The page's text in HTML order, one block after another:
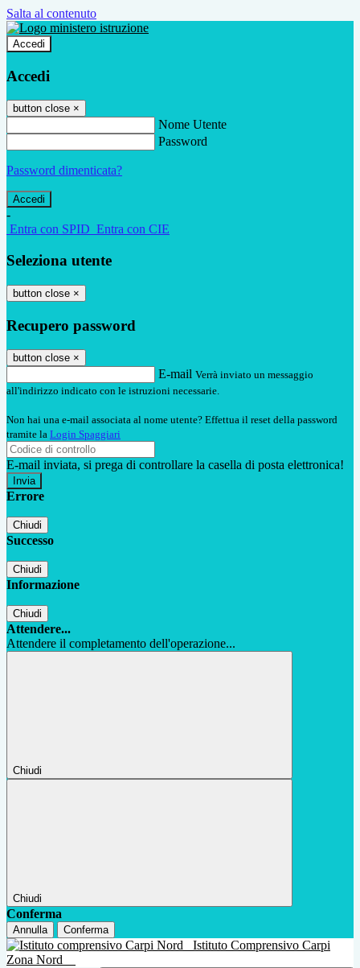
Salta al contenuto
Accedi
Accedi
button close ×
Nome Utente
Password
Password dimenticata?
-
Entra con SPID Entra con CIE
Seleziona utente
button close ×
Recupero password
button close ×
E-mail Verrà inviato un messaggio
all'indirizzo indicato con le istruzioni necessarie.
Non hai una e-mail associata al nome utente? Effettua il reset della password
tramite la Login Spaggiari
E-mail inviata, si prega di controllare la casella di posta elettronica!
Errore
Chiudi
Successo
Chiudi
Informazione
Chiudi
Attendere...
Attendere il completamento dell'operazione...
Chiudi
Chiudi
Conferma
Annulla Conferma
Istituto Comprensivo Carpi
Zona Nord